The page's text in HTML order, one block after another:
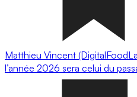
Matthieu Vincent
l’année 2026 sera celui du